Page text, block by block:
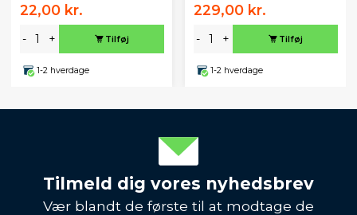
22,00 kr.
- + Tilføj
1-2 hverdage
229,00 kr.
- + Tilføj
1-2 hverdage
Tilmeld dig vores nyhedsbrev
Vær blandt de første til at modtage de